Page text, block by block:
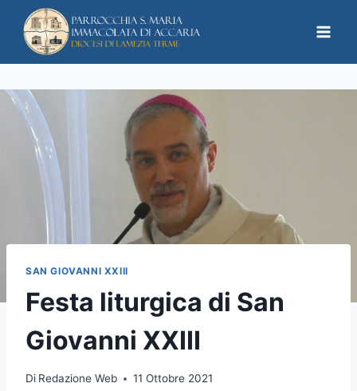
SAN GIOVANNI XXIII
Festa liturgica di San
Giovanni XXIII
Di Redazione Web 11 Ottobre 2021